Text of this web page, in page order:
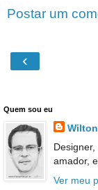
Postar um
‹
Quem sou eu
amador,
Ver meu